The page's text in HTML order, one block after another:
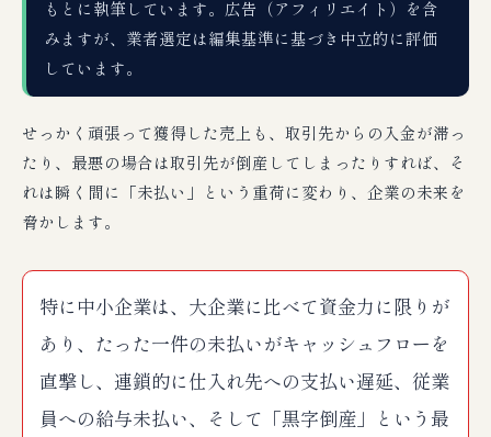
もとに執筆しています。広告（アフィリエイト）を含
みますが、業者選定は編集基準に基づき中立的に評価
しています。
せっかく頑張って獲得した売上も、取引先からの入金が滞っ
たり、最悪の場合は取引先が倒産してしまったりすれば、そ
れは瞬く間に「未払い」という重荷に変わり、企業の未来を
脅かします。
特に中小企業は、大企業に比べて資金力に限りが
あり、たった一件の未払いがキャッシュフローを
直撃し、連鎖的に仕入れ先への支払い遅延、従業
員への給与未払い、そして「黒字倒産」という最